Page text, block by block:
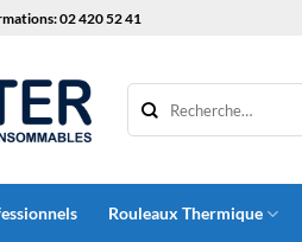
02 420 52 41
Rouleaux Thermique